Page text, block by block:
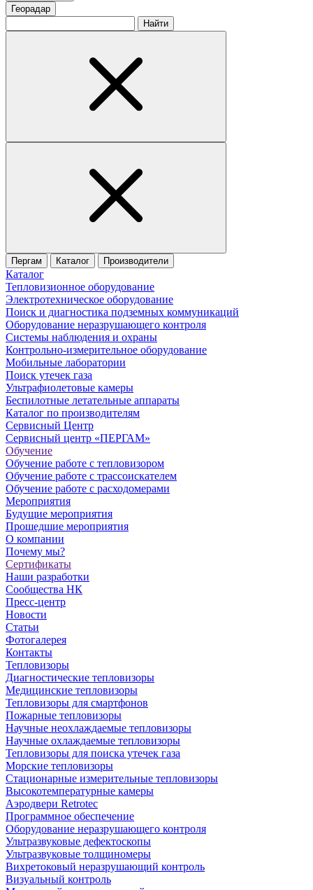
Георадар
Найти
Пергам Каталог Производители
Каталог
Тепловизионное оборудование
Электротехническое оборудование
Поиск и диагностика подземных коммуникаций
Оборудование неразрушающего контроля
Системы наблюдения и охраны
Контрольно-измерительное оборудование
Мобильные лаборатории
Поиск утечек газа
Ультрафиолетовые камеры
Беспилотные летательные аппараты
Каталог по производителям
Сервисный Центр
Сервисный центр «ПЕРГАМ»
Обучение
Обучение работе с тепловизором
Обучение работе с трассоискателем
Обучение работе с расходомерами
Мероприятия
Будущие мероприятия
Прошедшие мероприятия
О компании
Почему мы?
Сертификаты
Наши разработки
Сообщества НК
Пресс-центр
Новости
Статьи
Фотогалерея
Контакты
Тепловизоры
Диагностические тепловизоры
Медицинские тепловизоры
Тепловизоры для смартфонов
Пожарные тепловизоры
Научные неохлаждаемые тепловизоры
Научные охлаждаемые тепловизоры
Тепловизоры для поиска утечек газа
Морские тепловизоры
Стационарные измерительные тепловизоры
Высокотемпературные камеры
Аэродвери Retrotec
Программное обеспечение
Оборудование неразрушающего контроля
Ультразвуковые дефектоскопы
Ультразвуковые толщиномеры
Вихретоковый неразрушающий контроль
Визуальный контроль